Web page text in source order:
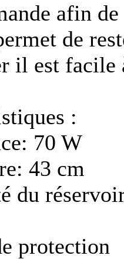
afin
de
il est facile
:
70 W
43 cm
du
protection